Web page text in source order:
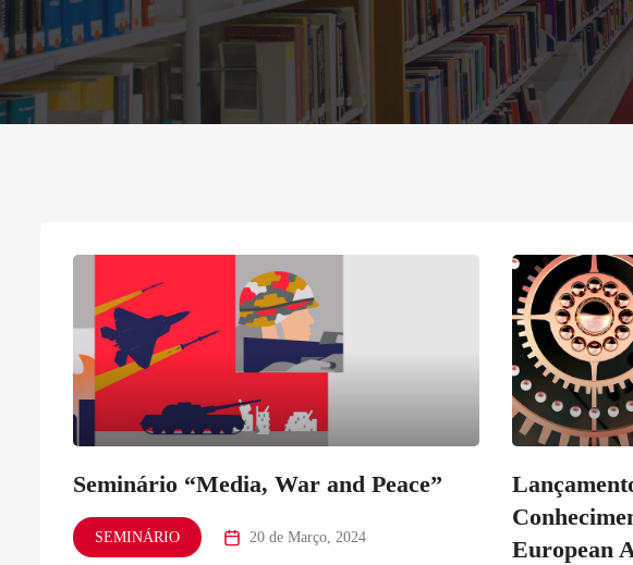
Seminário “Media, War and Peace”
SEMINÁRIO 20 de Março, 2024
European